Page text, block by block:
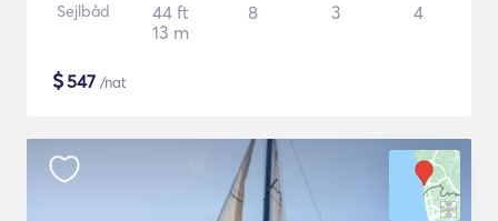
Sejlbåd
44 ft
13 m
8 3 4
$547 /nat